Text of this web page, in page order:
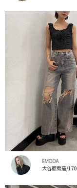
EMODA
大谷亜宥茄/